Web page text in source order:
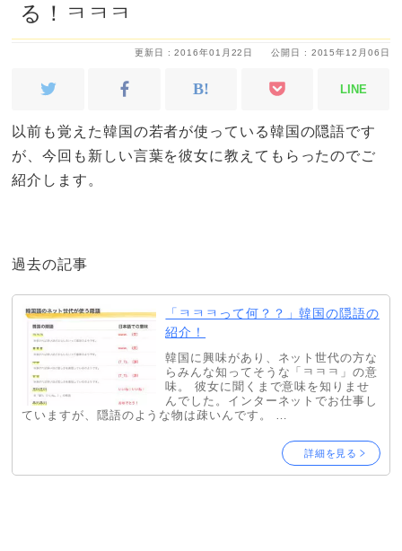
る！ㅋㅋㅋ
公開日 : 2015年12月06日
更新日 : 2016年01月22日
LINE
以前も覚えた韓国の若者が使っている韓国の隠語です
が、今回も新しい言葉を彼女に教えてもらったのでご
紹介します。
過去の記事
「ㅋㅋㅋって何？？」韓国の隠語の
紹介！
韓国に興味があり、ネット世代の方な
らみんな知ってそうな「ㅋㅋㅋ」の意
味。 彼女に聞くまで意味を知りませ
んでした。インターネットでお仕事し
ていますが、隠語のような物は疎いんです。 …
詳細を見る